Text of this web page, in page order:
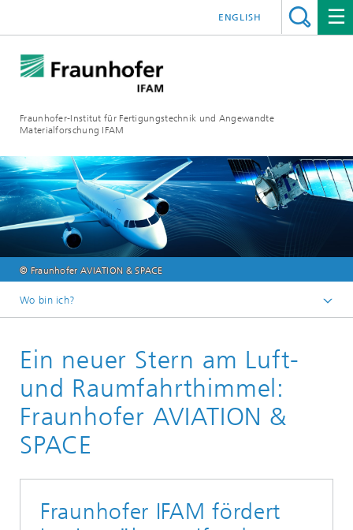
Fraunhofer-Institut für Fertigungstechnik und Angewandte
Materialforschung IFAM
ENGLISH
© Fraunhofer AVIATION & SPACE
Wo bin ich?
Ein neuer Stern am Luft-
und Raumfahrthimmel:
Fraunhofer AVIATION &
SPACE
Fraunhofer IFAM fördert